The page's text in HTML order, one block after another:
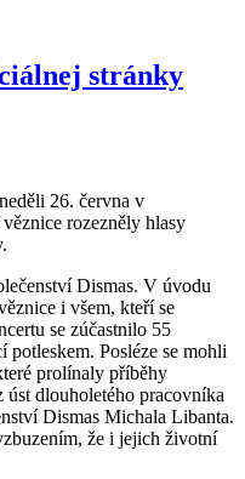
stránky
26. června v
rozezněly hlasy
Dismas. V úvodu
i všem, kteří se
se zúčastnilo 55
Posléze se mohli
prolínaly příběhy
úst dlouholetého pracovníka
Dismas Michala Libanta.
že i jejich životní